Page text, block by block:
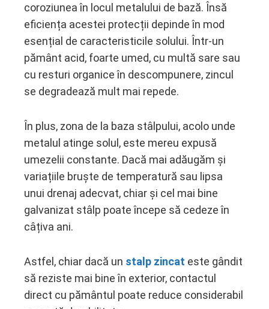
coroziunea în locul metalului de bază. Însă
eficiența acestei protecții depinde în mod
esențial de caracteristicile solului. Într-un
pământ acid, foarte umed, cu multă sare sau
cu resturi organice în descompunere, zincul
se degradează mult mai repede.
În plus, zona de la baza stâlpului, acolo unde
metalul atinge solul, este mereu expusă
umezelii constante. Dacă mai adăugăm și
variațiile bruște de temperatură sau lipsa
unui drenaj adecvat, chiar și cel mai bine
galvanizat stâlp poate începe să cedeze în
câțiva ani.
Astfel, chiar dacă un stalp zincat este gândit
să reziste mai bine în exterior, contactul
direct cu pământul poate reduce considerabil